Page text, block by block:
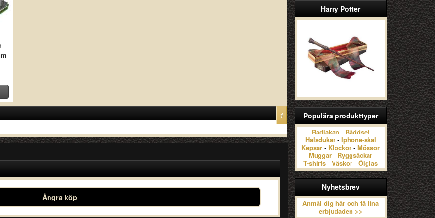
Harry Potter
Populära produkttyper
Badlakan - Bäddset
Halsdukar- Iphone-skal
Kepsar - Klockor - Mössor
Muggar - Ryggsäckar
T-shirts - Väskor - Ölglas
Nyhetsbrev
Anmäl dig här och få fina
erbjudaden >>
1
Ångra köp